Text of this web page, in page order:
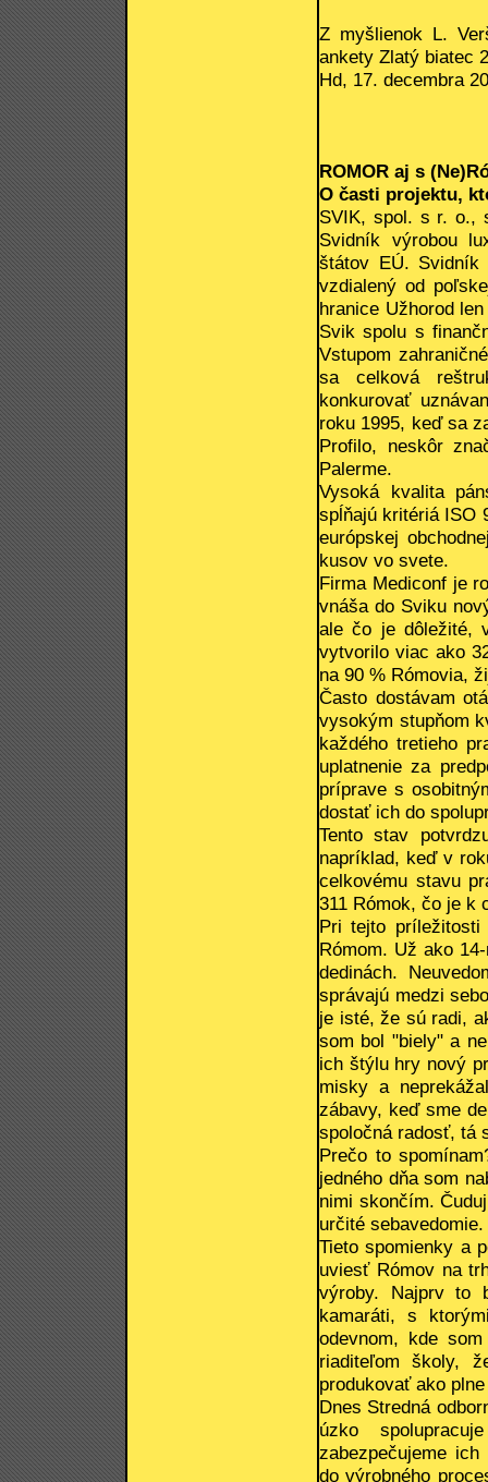
Z myšlienok L.
ankety Zlatý biatec
Hd, 17. decembra
ROMOR aj s
O časti projektu,
SVIK, spol. s r. o.,
Svidník výrobou
štátov EÚ. Svidník
vzdialený od
hranice Užhorod
Svik spolu s
Vstupom
sa celková
konkurovať
roku 1995, keď sa
Profilo, neskôr
Palerme.
Vysoká kvalita
spĺňajú kritériá ISO
európskej
kusov vo svete.
Firma Mediconf je
vnáša do Sviku
ale čo je dôležité,
vytvorilo viac ako
na 90 % Rómovia,
Často dostávam
vysokým stupňom
každého tretieho
uplatnenie za
príprave s
dostať ich do
Tento stav
napríklad, keď v
celkovému stavu
311 Rómok, čo je k
Pri tejto
Rómom. Už ako
dedinách.
správajú medzi
je isté, že sú radi,
som bol "biely" a
ich štýlu hry nový
misky a
zábavy, keď sme
spoločná radosť, tá
Prečo to
jedného dňa som
nimi skončím.
určité sebavedomie.
Tieto spomienky a
uviesť Rómov na
výroby. Najprv to
kamaráti, s
odevnom, kde
riaditeľom školy,
produkovať ako
Dnes Stredná
úzko
zabezpečujeme
do výrobného